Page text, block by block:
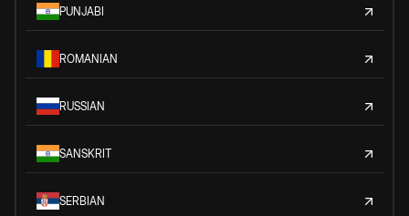
PUNJABI
ROMANIAN
RUSSIAN
SANSKRIT
SERBIAN